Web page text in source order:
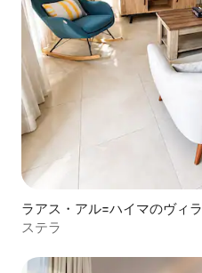
ラアス・アル=ハイマのヴィラ
ステラ